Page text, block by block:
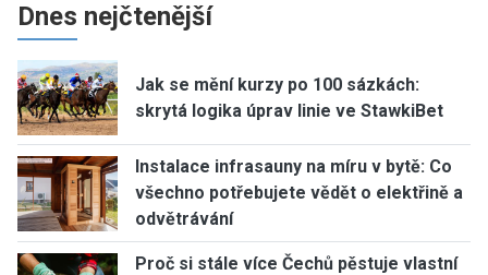
Dnes nejčtenější
Jak se mění kurzy po 100 sázkách:
skrytá logika úprav linie ve StawkiBet
Instalace infrasauny na míru v bytě: Co
všechno potřebujete vědět o elektřině a
odvětrávání
Proč si stále více Čechů pěstuje vlastní